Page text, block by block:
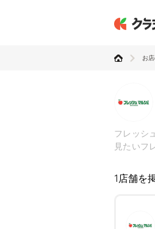
お
フレッシ
見たいフ
1店舗を